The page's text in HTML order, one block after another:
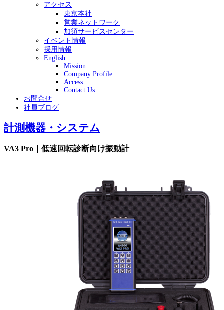
アクセス
東京本社
営業ネットワーク
加須サービスセンター
イベント情報
採用情報
English
Mission
Company Profile
Access
Contact Us
お問合せ
社員ブログ
計測機器・システム
VA3 Pro｜低速回転診断向け振動計